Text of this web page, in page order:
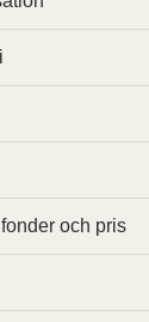
och pris